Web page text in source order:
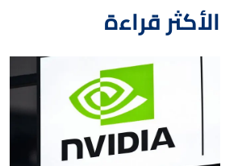
الأكثر قراءة